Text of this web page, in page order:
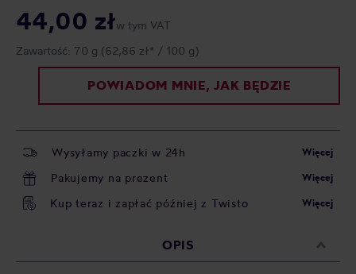
44,00 złw tym VAT
Zawartość: 70 g (62,86 zł* / 100 g)
POWIADOM MNIE, JAK BĘDZIE
Wysyłamy paczki w 24h Więcej
Pakujemy na prezent Więcej
Kup teraz i zapłać później z Twisto Więcej
OPIS